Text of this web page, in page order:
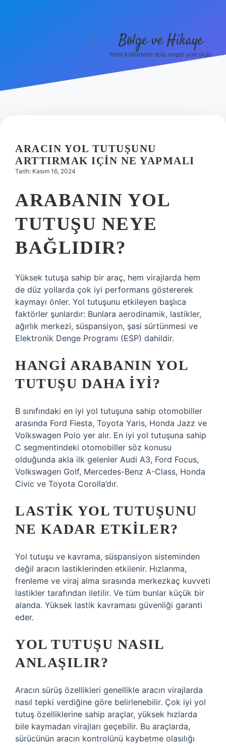
Hakkımızda
menüyü
Bölge ve Hikaye
Yerel kültürlerle dolu neşeli yolculuk!
ARACIN YOL TUTUŞUNU
ARTTIRMAK IÇIN NE YAPMALI
Tarih: Kasım 16, 2024
ARABANIN YOL
TUTUŞU NEYE
BAĞLIDIR?
Yüksek tutuşa sahip bir araç, hem virajlarda hem
de düz yollarda çok iyi performans göstererek
kaymayı önler. Yol tutuşunu etkileyen başlıca
faktörler şunlardır: Bunlara aerodinamik, lastikler,
ağırlık merkezi, süspansiyon, şasi sürtünmesi ve
Elektronik Denge Programı (ESP) dahildir.
HANGI ARABANIN YOL
TUTUŞU DAHA IYI?
B sınıfındaki en iyi yol tutuşuna sahip otomobiller
arasında Ford Fiesta, Toyota Yaris, Honda Jazz ve
Volkswagen Polo yer alır. En iyi yol tutuşuna sahip
C segmentindeki otomobiller söz konusu
olduğunda akla ilk gelenler Audi A3, Ford Focus,
Volkswagen Golf, Mercedes-Benz A-Class, Honda
Civic ve Toyota Corolla’dır.
LASTIK YOL TUTUŞUNU
NE KADAR ETKILER?
Yol tutuşu ve kavrama, süspansiyon sisteminden
değil aracın lastiklerinden etkilenir. Hızlanma,
frenleme ve viraj alma sırasında merkezkaç kuvveti
lastikler tarafından iletilir. Ve tüm bunlar küçük bir
alanda. Yüksek lastik kavraması güvenliği garanti
eder.
YOL TUTUŞU NASIL
ANLAŞILIR?
Aracın sürüş özellikleri genellikle aracın virajlarda
nasıl tepki verdiğine göre belirlenebilir. Çok iyi yol
tutuş özelliklerine sahip araçlar, yüksek hızlarda
bile kaymadan virajları geçebilir. Bu araçlarda,
sürücünün aracın kontrolünü kaybetme olasılığı